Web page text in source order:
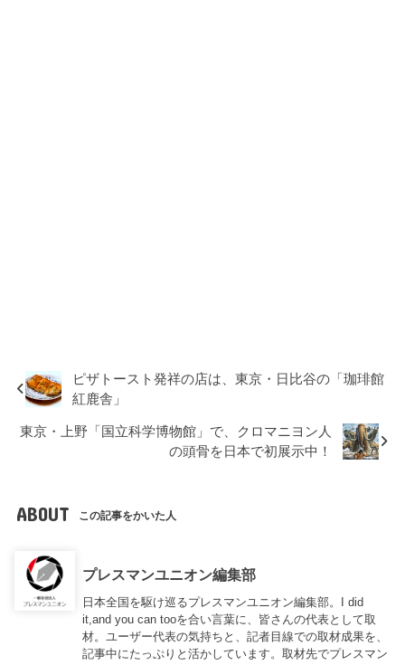
ピザトースト発祥の店は、東京・日比谷の「珈琲館
紅鹿舎」
東京・上野「国立科学博物館」で、クロマニヨン人
の頭骨を日本で初展示中！
ABOUT この記事をかいた人
プレスマンユニオン編集部
日本全国を駆け巡るプレスマンユニオン編集部。I did
it,and you can tooを合い言葉に、皆さんの代表として取
材。ユーザー代表の気持ちと、記者目線での取材成果を、
記事中にたっぷりと活かしています。取材先でプレスマン